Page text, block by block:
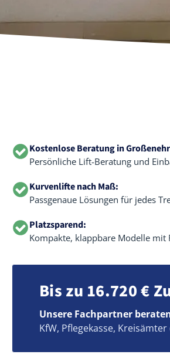
Kostenlose Beratung in
Persönliche Lift-Beratung und
Kurvenlifte nach Maß:
Passgenaue Lösungen für jedes
Platzsparend:
Kompakte, klappbare Modelle mit
Bis zu 16.720 €
Unsere Fachpartner
KfW, Pflegekasse,